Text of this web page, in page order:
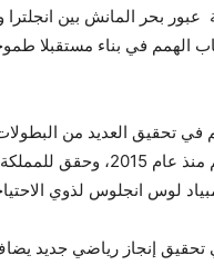
عبور بحر المانش بين انجلترا
الهمم في بناء مستقبلا
تحقيق العديد من
السعودي لذوي الهمم منذ عام 2015،
لوس انجلوس لذوي
تحقيق إنجاز رياضي جديد